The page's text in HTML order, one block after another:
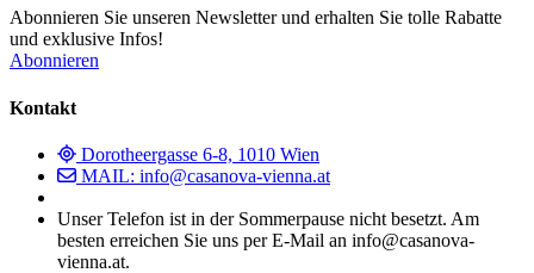
Abonnieren Sie unseren Newsletter und erhalten Sie tolle Rabatte
und exklusive Infos!
Abonnieren
Kontakt
Dorotheergasse 6-8, 1010 Wien
MAIL: info@casanova-vienna.at
Unser Telefon ist in der Sommerpause nicht besetzt. Am
besten erreichen Sie uns per E-Mail an info@casanova-
vienna.at.